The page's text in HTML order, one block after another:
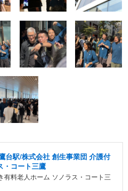
台駅/株式会社 創生事業団 介護付
・コート三鷹
有料老人ホーム ソノラス・コート三